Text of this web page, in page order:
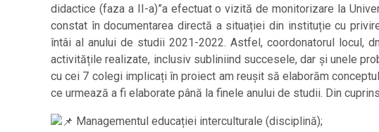
didactice (faza a II-a)”a efectuat o vizită de monitorizare la
constat în documentarea directă a situației din instituție cu
întâi al anului de studii 2021-2022. Astfel, coordonatorul locul,
activitățile realizate, inclusiv subliniind succesele, dar și unele
cu cei 7 colegi implicați în proiect am reușit să elaborăm
ce urmează a fi elaborate până la finele anului de studii. Din
Managementul educației interculturale (disciplină);